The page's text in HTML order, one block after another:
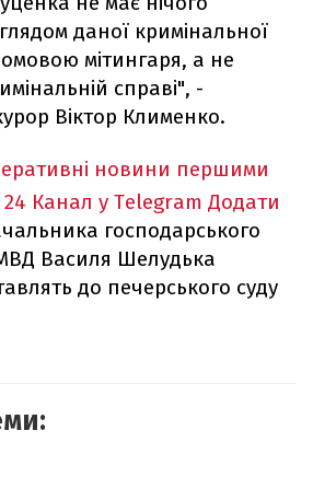
даної кримінальної
мітингаря, а не
справі", -
Віктор Клименко.
новини першими
24 Канал у Telegram Додати
господарського
Василя Шелудька
до печерського суду